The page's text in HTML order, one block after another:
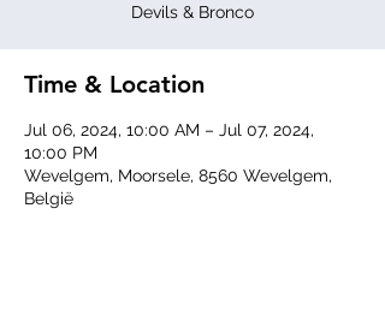
Time & Location
Jul 06, 2024, 10:00 AM – Jul 07, 2024,
10:00 PM
Wevelgem, Moorsele, 8560 Wevelgem,
België